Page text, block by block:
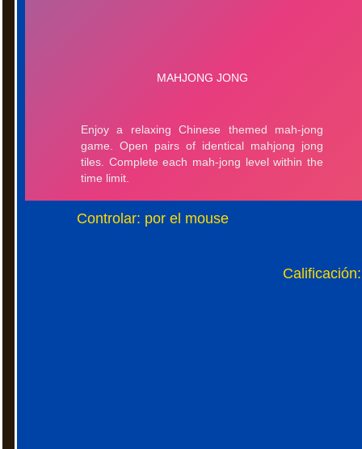
Controlar: por el mouse